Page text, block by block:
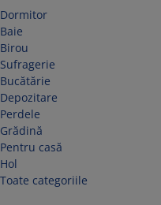
Dormitor
Baie
Birou
Sufragerie
Bucătărie
Depozitare
Perdele
Grădină
Pentru casă
Hol
Toate categoriile